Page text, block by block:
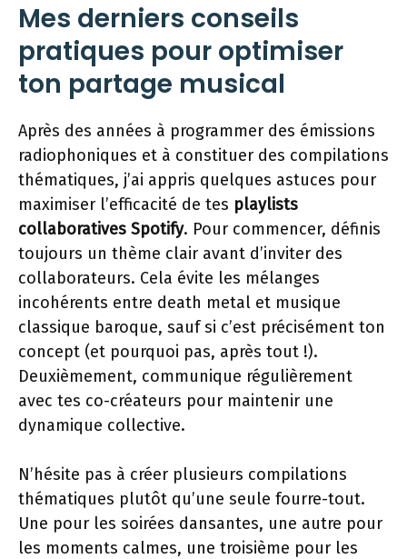
Mes derniers conseils
pratiques pour optimiser
ton partage musical
Après des années à programmer des émissions
radiophoniques et à constituer des compilations
thématiques, j’ai appris quelques astuces pour
maximiser l’efficacité de tes playlists
collaboratives Spotify. Pour commencer, définis
toujours un thème clair avant d’inviter des
collaborateurs. Cela évite les mélanges
incohérents entre death metal et musique
classique baroque, sauf si c’est précisément ton
concept (et pourquoi pas, après tout !).
Deuxièmement, communique régulièrement
avec tes co-créateurs pour maintenir une
dynamique collective.
N’hésite pas à créer plusieurs compilations
thématiques plutôt qu’une seule fourre-tout.
Une pour les soirées dansantes, une autre pour
les moments calmes, une troisième pour les